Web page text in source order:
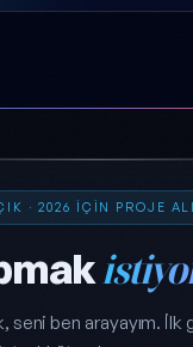
· 2026 IÇIN PROJE
seni ben arayayım.